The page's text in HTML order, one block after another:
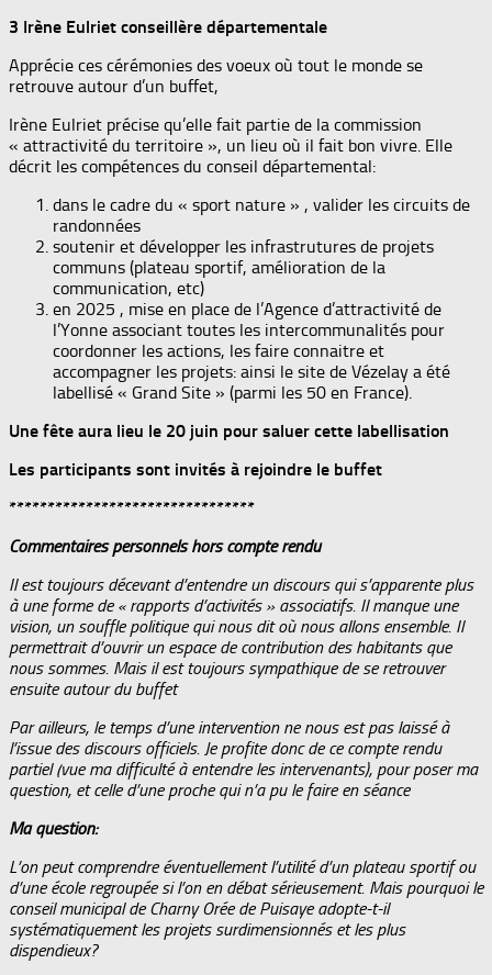
3 Irène Eulriet conseillère départementale
Apprécie ces cérémonies des voeux où tout le monde se
retrouve autour d’un buffet,
Irène Eulriet précise qu’elle fait partie de la commission
« attractivité du territoire », un lieu où il fait bon vivre. Elle
décrit les compétences du conseil départemental:
dans le cadre du « sport nature » , valider les circuits de
randonnées
soutenir et développer les infrastrutures de projets
communs (plateau sportif, amélioration de la
communication, etc)
en 2025 , mise en place de l’Agence d’attractivité de
l’Yonne associant toutes les intercommunalités pour
coordonner les actions, les faire connaitre et
accompagner les projets: ainsi le site de Vézelay a été
labellisé « Grand Site » (parmi les 50 en France).
Une fête aura lieu le 20 juin pour saluer cette labellisation
Les participants sont invités à rejoindre le buffet
********************************
Commentaires personnels hors compte rendu
Il est toujours décevant d’entendre un discours qui s’apparente plus
à une forme de « rapports d’activités » associatifs. Il manque une
vision, un souffle politique qui nous dit où nous allons ensemble. Il
permettrait d’ouvrir un espace de contribution des habitants que
nous sommes. Mais il est toujours sympathique de se retrouver
ensuite autour du buffet
Par ailleurs, le temps d’une intervention ne nous est pas laissé à
l’issue des discours officiels. Je profite donc de ce compte rendu
partiel (vue ma difficulté à entendre les intervenants), pour poser ma
question, et celle d’une proche qui n’a pu le faire en séance
Ma question:
L’on peut comprendre éventuellement l’utilité d’un plateau sportif ou
d’une école regroupée si l’on en débat sérieusement. Mais pourquoi le
conseil municipal de Charny Orée de Puisaye adopte-t-il
systématiquement les projets surdimensionnés et les plus
dispendieux?